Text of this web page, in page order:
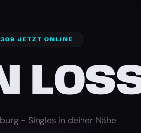
JETZT ONLINE
- Singles in deiner Nähe